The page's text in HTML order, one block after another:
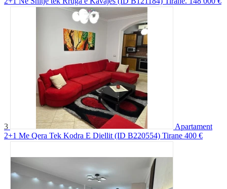
3
Apartament
2+1 Me Qera Tek Kodra E Diellit (ID B220554) Tirane 400 €